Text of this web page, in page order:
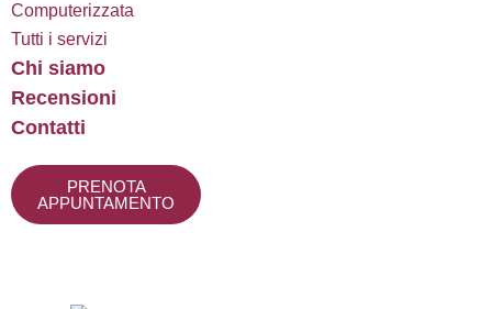
Computerizzata
Tutti i servizi
Chi siamo
Recensioni
Contatti
PRENOTA
APPUNTAMENTO